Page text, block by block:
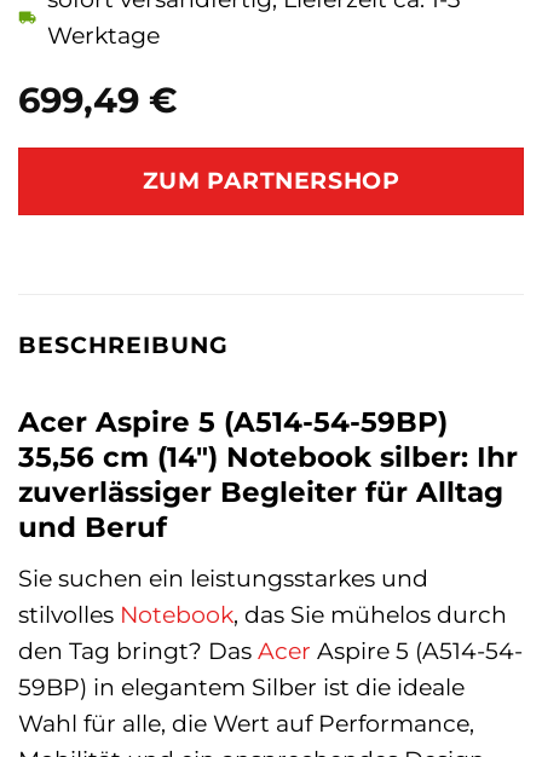
699,49 €
Werktage
ZUM PARTNERSHOP
BESCHREIBUNG
Acer Aspire 5 (A514-54-59BP)
35,56 cm (14″) Notebook silber: Ihr
zuverlässiger Begleiter für Alltag
und Beruf
Sie suchen ein leistungsstarkes und
stilvolles Notebook, das Sie mühelos durch
den Tag bringt? Das Acer Aspire 5 (A514-54-
59BP) in elegantem Silber ist die ideale
Wahl für alle, die Wert auf Performance,